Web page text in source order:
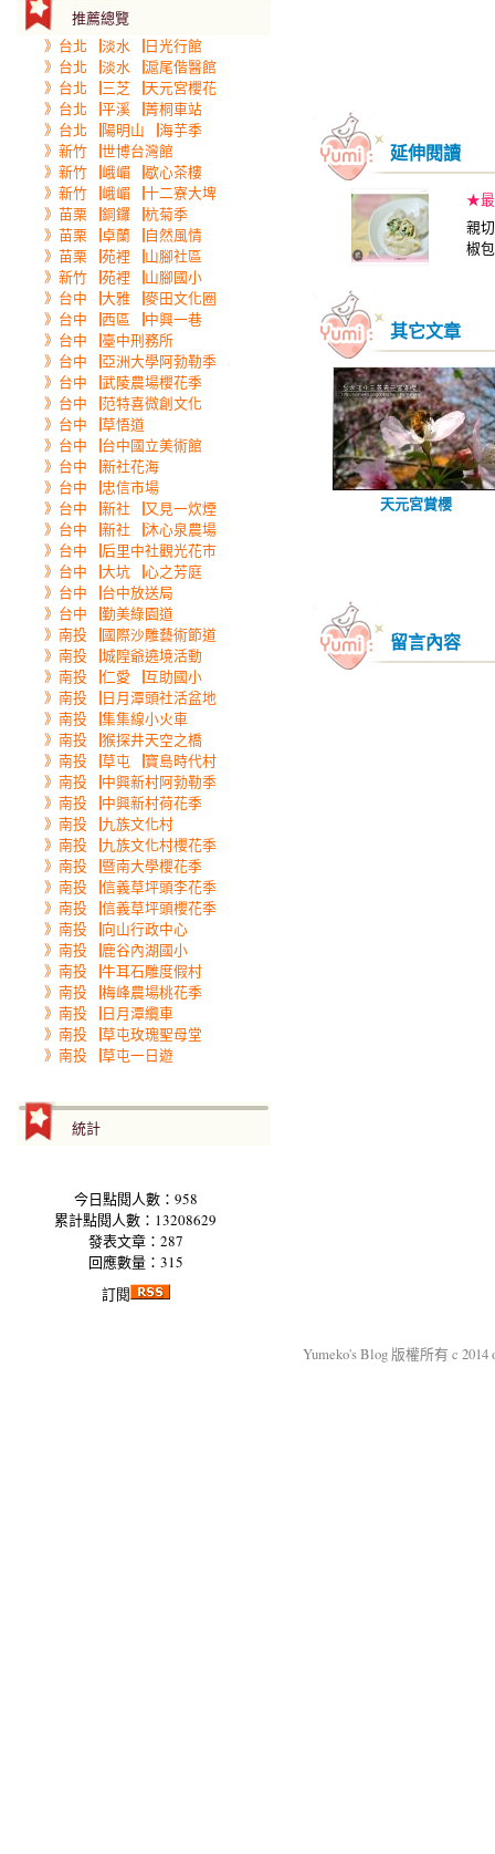
推薦總覽
》台北▕淡水▕日光行館
》台北▕淡水▕滬尾偕醫館
》台北▕三芝▕天元宮櫻花
》台北▕平溪▕菁桐車站
》台北▕陽明山▕海芋季
》新竹▕世博台灣館
》新竹▕峨嵋▕歇心茶樓
》新竹▕峨嵋▕十二寮大埤
》苗栗▕銅鑼▕杭菊季
》苗栗▕卓蘭▕自然風情
》苗栗▕苑裡▕山腳社區
》新竹▕苑裡▕山腳國小
》台中▕大雅▕麥田文化圈
》台中▕西區▕中興一巷
》台中▕臺中刑務所
》台中▕亞洲大學阿勃勒季
》台中▕武陵農場櫻花季
》台中▕范特喜微創文化
》台中▕草悟道
》台中▕台中國立美術館
》台中▕新社花海
》台中▕忠信市場
》台中▕新社▕又見一炊煙
》台中▕新社▕沐心泉農場
》台中▕后里中社觀光花市
》台中▕大坑▕心之芳庭
》台中▕台中放送局
》台中▕勤美綠園道
》南投▕國際沙雕藝術節道
》南投▕城隍爺遶境活動
》南投▕仁愛▕互助國小
》南投▕日月潭頭社活盆地
》南投▕集集線小火車
》南投▕猴探井天空之橋
》南投▕草屯▕寶島時代村
》南投▕中興新村阿勃勒季
》南投▕中興新村荷花季
》南投▕九族文化村
》南投▕九族文化村櫻花季
》南投▕暨南大學櫻花季
》南投▕信義草坪頭李花季
》南投▕信義草坪頭櫻花季
》南投▕向山行政中心
》南投▕鹿谷內湖國小
》南投▕牛耳石雕度假村
》南投▕梅峰農場桃花季
》南投▕日月潭纜車
》南投▕草屯玫瑰聖母堂
》南投▕草屯一日遊
統計
今日點閱人數：958
累計點閱人數：13208629
發表文章：287
回應數量：315
訂閱
延伸閱讀
★最
親
椒
其它文章
天元宮賞櫻
留言內容
Yumeko's Blog 版權所有 c